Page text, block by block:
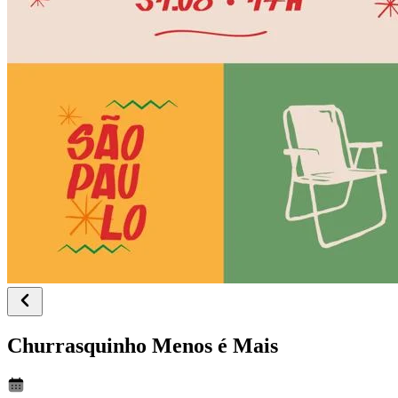
Churrasquinho Menos é Mais